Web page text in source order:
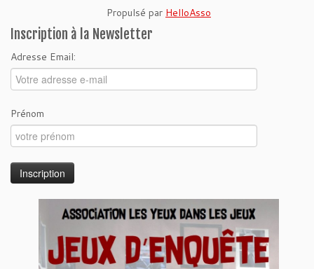
Propulsé par HelloAsso
Inscription à la Newsletter
Adresse Email:
Prénom